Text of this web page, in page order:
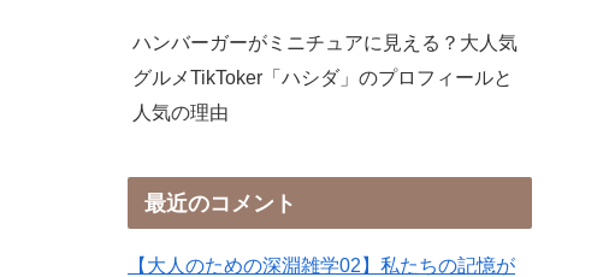
ハンバーガーがミニチュアに見える？大人気
グルメTikToker「ハシダ」のプロフィールと
人気の理由
最近のコメント
【大人のための深淵雑学02】私たちの記憶が